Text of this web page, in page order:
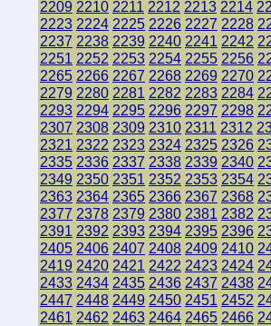
2209 2210 2211 2212 2213 2214
2223 2224 2225 2226 2227 2228
2237 2238 2239 2240 2241 2242
2251 2252 2253 2254 2255 2256
2265 2266 2267 2268 2269 2270
2279 2280 2281 2282 2283 2284
2293 2294 2295 2296 2297 2298
2307 2308 2309 2310 2311 2312
2321 2322 2323 2324 2325 2326
2335 2336 2337 2338 2339 2340
2349 2350 2351 2352 2353 2354
2363 2364 2365 2366 2367 2368
2377 2378 2379 2380 2381 2382
2391 2392 2393 2394 2395 2396
2405 2406 2407 2408 2409 2410
2419 2420 2421 2422 2423 2424
2433 2434 2435 2436 2437 2438
2447 2448 2449 2450 2451 2452
2461 2462 2463 2464 2465 2466